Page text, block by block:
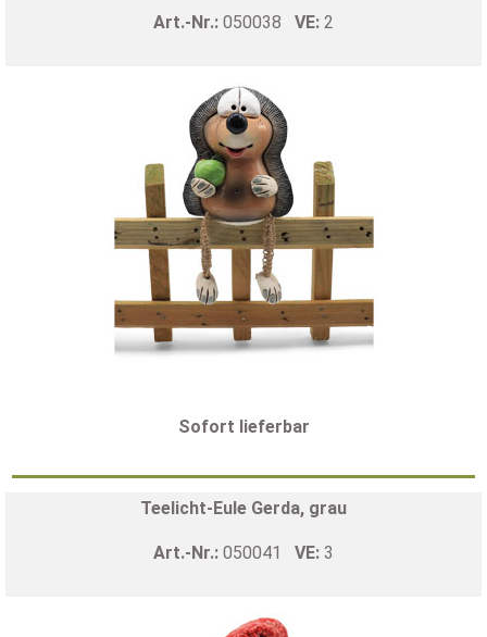
Art.-Nr.: 050038 VE: 2
Sofort lieferbar
Teelicht-Eule Gerda, grau
Art.-Nr.: 050041 VE: 3